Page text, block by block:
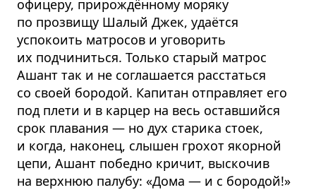
офицеру, прирождённому моряку
по прозвищу Шалый Джек, удаётся
успокоить матросов и уговорить
их подчиниться. Только старый матрос
Ашант так и не соглашается расстаться
со своей бородой. Капитан отправляет его
под плети и в карцер на весь оставшийся
срок плавания — но дух старика стоек,
и когда, наконец, слышен грохот якорной
цепи, Ашант победно кричит, выскочив
на верхнюю палубу: «Дома — и с бородой!»